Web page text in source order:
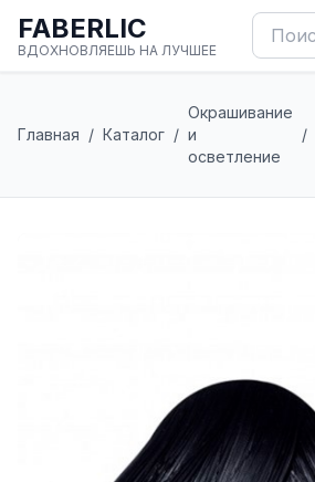
FABERLIC
ВДОХНОВЛЯЕШЬ НА ЛУЧШЕЕ
Главная / Каталог /
Окрашивание
и
осветление
/